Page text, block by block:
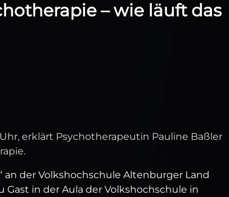
– wie läuft das
erklärt Psychotherapeutin Pauline Baßler
an der Volkshochschule Altenburger Land
Gast in der Aula der Volkshochschule in